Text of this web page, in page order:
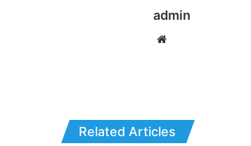
admin
Related Articles